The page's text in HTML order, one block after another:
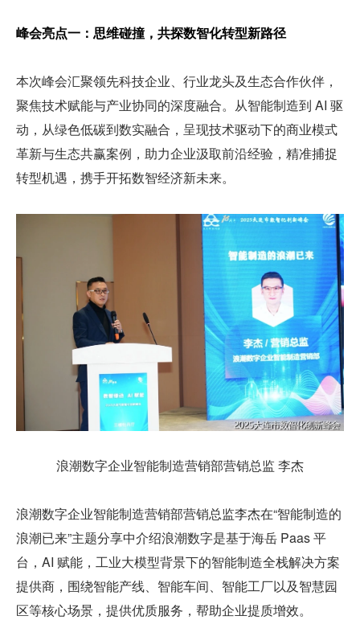
峰会亮点一：思维碰撞，共探数智化转型新路径
本次峰会汇聚领先科技企业、行业龙头及生态合作伙伴，
聚焦技术赋能与产业协同的深度融合。从智能制造到 AI 驱
动，从绿色低碳到数实融合，呈现技术驱动下的商业模式
革新与生态共赢案例，助力企业汲取前沿经验，精准捕捉
转型机遇，携手开拓数智经济新未来。
浪潮数字企业智能制造营销部营销总监 李杰
浪潮数字企业智能制造营销部营销总监李杰在“智能制造的
浪潮已来”主题分享中介绍浪潮数字是基于海岳 Paas 平
台，AI 赋能，工业大模型背景下的智能制造全栈解决方案
提供商，围绕智能产线、智能车间、智能工厂以及智慧园
区等核心场景，提供优质服务，帮助企业提质增效。